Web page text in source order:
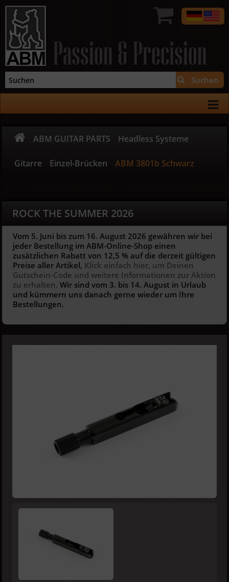
Passion & Precision
Suchen
ABM GUITAR PARTS Headless Systeme
Gitarre Einzel-Brücken ABM 3801b Schwarz
ROCK THE SUMMER 2026
Vom 5. Juni bis zum 16. August 2026 gewähren wir bei
jeder Bestellung im ABM-Online-Shop einen
zusätzlichen Rabatt von 12,5 % auf die derzeit gültigen
Preise aller Artikel, Klick einfach hier, um Deinen
Gutschein-Code und weitere Informationen zur Aktion
zu erhalten. Wir sind vom 3. bis 14. August in Urlaub
und kümmern uns danach gerne wieder um Ihre
Bestellungen.